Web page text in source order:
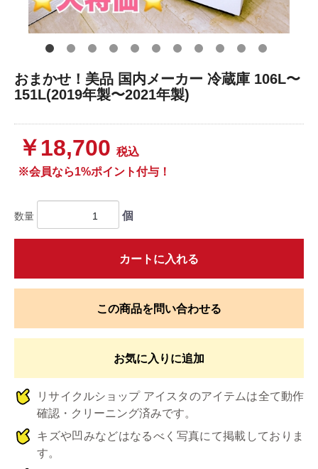
おまかせ！美品 国内メーカー 冷蔵庫 106L〜
151L(2019年製〜2021年製)
￥18,700 税込
※会員なら1%ポイント付与！
数量 個
カートに入れる
この商品を問い合わせる
お気に入りに追加
リサイクルショップ アイスタのアイテムは全て動作
確認・クリーニング済みです。
キズや凹みなどはなるべく写真にて掲載しておりま
す。